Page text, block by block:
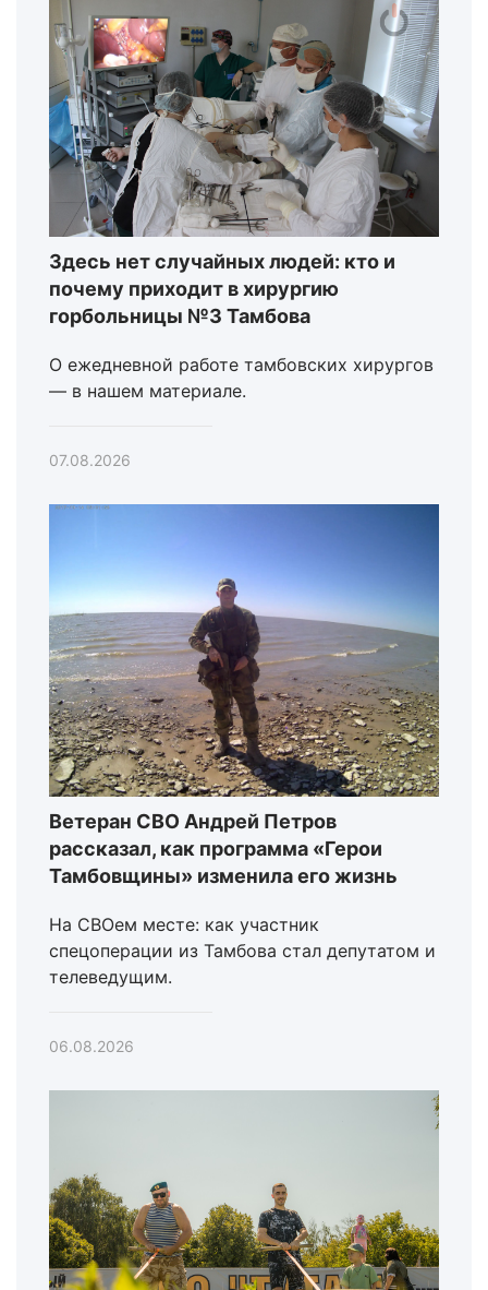
Здесь нет случайных людей: кто и
почему приходит в хирургию
горбольницы №3 Тамбова
О ежедневной работе тамбовских хирургов
— в нашем материале.
07.08.2026
Ветеран СВО Андрей Петров
рассказал, как программа «Герои
Тамбовщины» изменила его жизнь
На СВОем месте: как участник
спецоперации из Тамбова стал депутатом и
телеведущим.
06.08.2026